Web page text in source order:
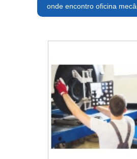
onde encontro oficina